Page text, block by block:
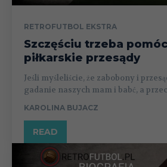
RETROFUTBOL EKSTRA
Szczęściu trzeba
piłkarskie przesądy
Jeśli myśleliście, że zabobony i
gadanie naszych mam i babć, a
KAROLINA BUJACZ
READ